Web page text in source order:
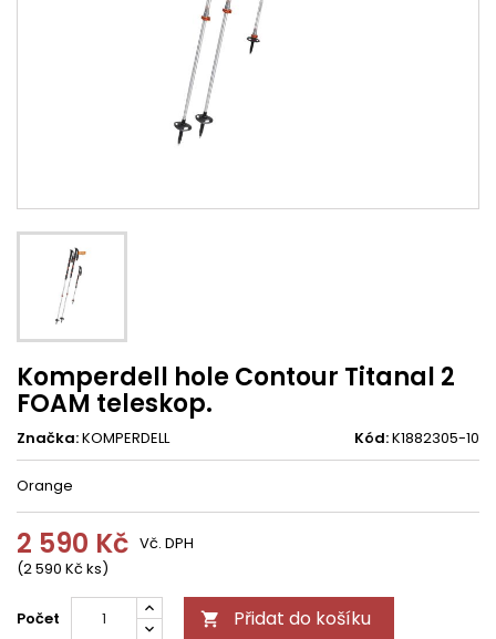
Komperdell hole Contour Titanal 2
FOAM teleskop.
Značka:KOMPERDELL Kód:K1882305-10
Orange
2 590 Kč
(2 590 Kč ks)
Vč. DPH
Počet  Přidat do košíku